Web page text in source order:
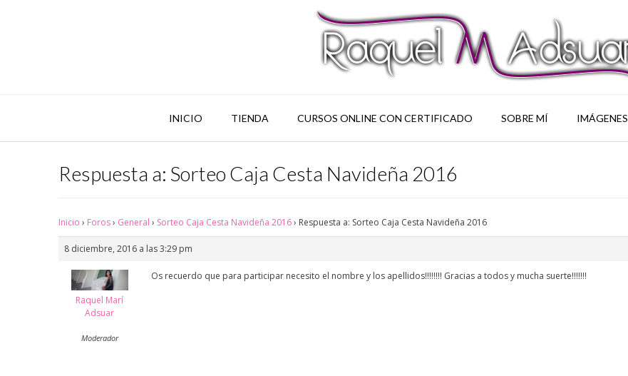
INICIO TIENDA CURSOS ONLINE CON CERTIFICADO SOBRE MÍ IMÁGENES
Respuesta a: Sorteo Caja Cesta Navideña 2016
Inicio › Foros› General › Sorteo Caja Cesta Navideña 2016› Respuesta a: Sorteo Caja Cesta Navideña 2016
8 diciembre, 2016 a las 3:29 pm
Raquel Marí
Adsuar
Moderador
Os recuerdo que para participar necesito el nombre y los apellidos!!!!!!!! Gracias a todos y mucha suerte!!!!!!!